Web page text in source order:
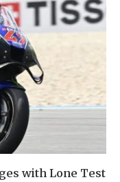
with Lone Test